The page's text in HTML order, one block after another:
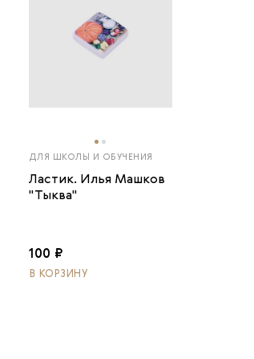
ДЛЯ ШКОЛЫ И ОБУЧЕНИЯ
Ластик. Илья Машков
"Тыква"
100 ₽
В КОРЗИНУ